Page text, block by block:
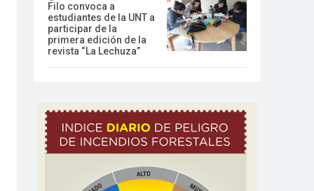
Filo convoca a
estudiantes de la UNT a
participar de la
primera edición de la
revista “La Lechuza”